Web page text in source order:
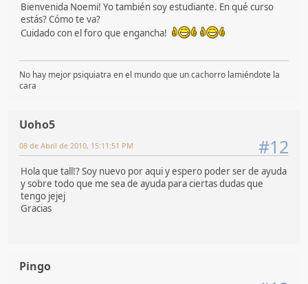
Bienvenida Noemi! Yo también soy estudiante. En qué curso
estás? Cómo te va?
Cuidado con el foro que engancha!
No hay mejor psiquiatra en el mundo que un cachorro lamiéndote la
cara
Uoho5
#12
08 de Abril de 2010, 15:11:51 PM
Hola que tall!? Soy nuevo por aqui y espero poder ser de ayuda
y sobre todo que me sea de ayuda para ciertas dudas que
tengo jejej
Gracias
Pingo